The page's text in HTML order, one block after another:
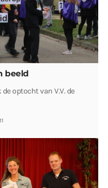
beeld
optocht van V.V. de